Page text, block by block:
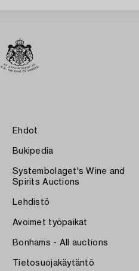
Ehdot
Bukipedia
Systembolaget's Wine and
Spirits Auctions
Lehdistö
Avoimet työpaikat
Bonhams - All auctions
Tietosuojakäytäntö